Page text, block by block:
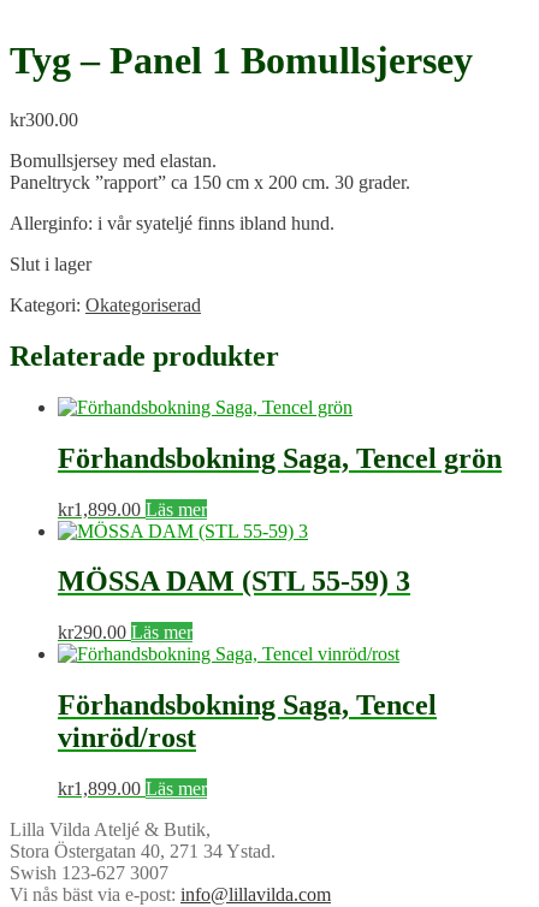
Tyg – Panel 1 Bomullsjersey
kr300.00
Bomullsjersey med elastan.
Paneltryck ”rapport” ca 150 cm x 200 cm. 30 grader.
Allerginfo: i vår syateljé finns ibland hund.
Slut i lager
Kategori: Okategoriserad
Relaterade produkter
Förhandsbokning Saga, Tencel grön
kr1,899.00 Läs mer
MÖSSA DAM (STL 55-59) 3
kr290.00 Läs mer
Förhandsbokning Saga, Tencel
vinröd/rost
kr1,899.00 Läs mer
Lilla Vilda Ateljé & Butik,
Stora Östergatan 40, 271 34 Ystad.
Swish 123-627 3007
Vi nås bäst via e-post: info@lillavilda.com